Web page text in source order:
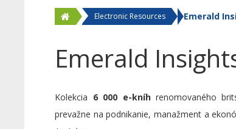
Electronic Resources Emerald
Emerald
Kolekcia 6 000 e-kníhrenomovaného
prevažne na podnikanie, manažment a